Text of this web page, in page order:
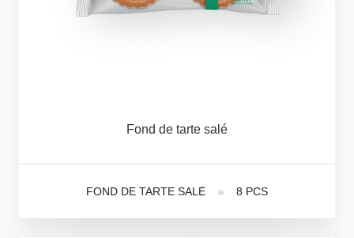
Fond de tarte salé
FOND DE TARTE SALÉ 8 PCS